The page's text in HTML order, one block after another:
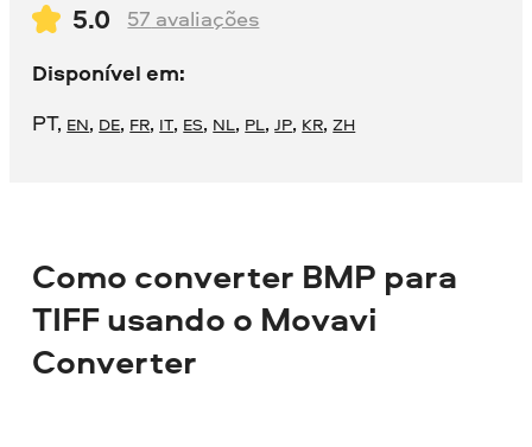
5.0 57 avaliações
Disponível em:
PT, EN, DE, FR, IT, ES, NL, PL,JP, KR,ZH
Como converter BMP para
TIFF usando o Movavi
Converter